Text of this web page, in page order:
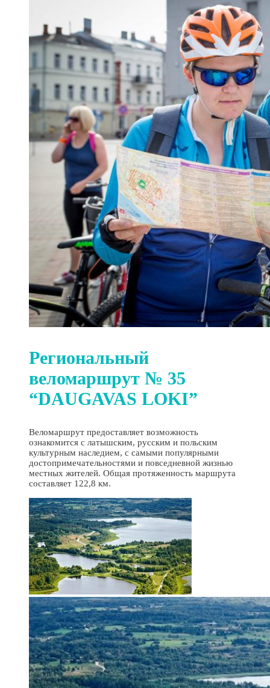
Региональный
веломаршрут № 35
“DAUGAVAS LOKI”
Веломаршрут предоставляет возможность
ознакомится с латышским, русским и польским
культурным наследием, с самыми популярными
достопримечательностями и повседневной жизнью
местных жителей. Общая протяженность маршрута
составляет 122,8 км.